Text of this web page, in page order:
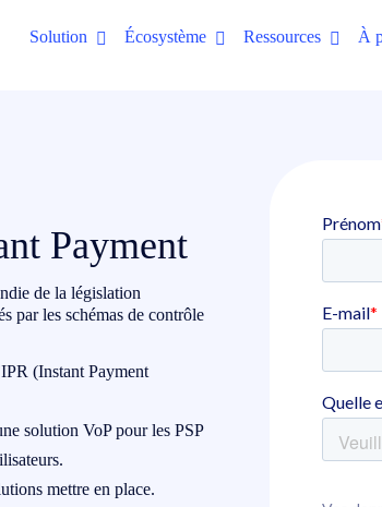
Solution Écosystème Ressources À
Payment
de la législation
par les schémas de contrôle
(Instant Payment
solution VoP pour les PSP
mettre en place.